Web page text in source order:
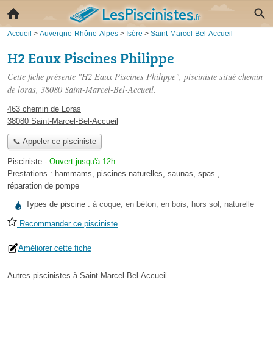
Accueil > Auvergne-Rhône-Alpes > Isère > Saint-Marcel-Bel-Accueil
H2 Eaux Piscines Philippe
Cette fiche présente "H2 Eaux Piscines Philippe", pisciniste situé chemin
de loras, 38080 Saint-Marcel-Bel-Accueil.
463 chemin de Loras
38080 Saint-Marcel-Bel-Accueil
📞 Appeler ce pisciniste
Pisciniste - Ouvert jusqu'à 12h
Prestations : hammams, piscines naturelles, saunas, spas ,
réparation de pompe
Types de piscine : à coque, en béton, en bois, hors sol, naturelle
Recommander ce pisciniste
Améliorer cette fiche
Autres piscinistes à Saint-Marcel-Bel-Accueil